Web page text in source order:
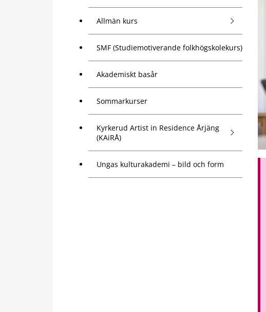
Allmän kurs
SMF (Studiemotiverande folkhögskolekurs)
Akademiskt basår
Sommarkurser
Kyrkerud Artist in Residence Årjäng
(KAiRÅ)
Ungas kulturakademi – bild och form